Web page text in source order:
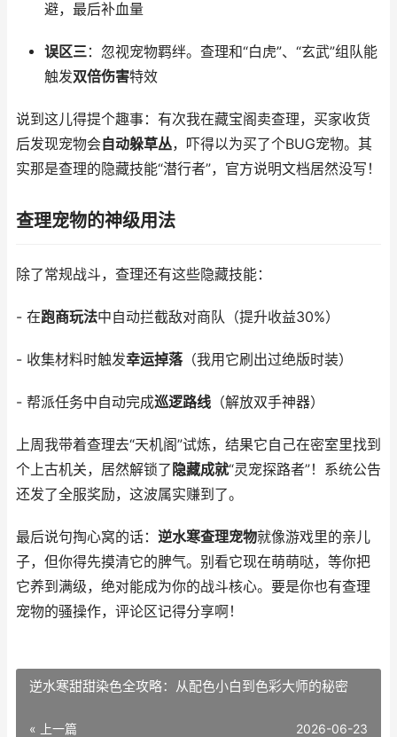
避，最后补血量
误区三：忽视宠物羁绊。查理和“白虎”、“玄武”组队能
触发双倍伤害特效
说到这儿得提个趣事：有次我在藏宝阁卖查理，买家收货
后发现宠物会自动躲草丛，吓得以为买了个BUG宠物。其
实那是查理的隐藏技能“潜行者”，官方说明文档居然没写！
查理宠物的神级用法
除了常规战斗，查理还有这些隐藏技能：
- 在跑商玩法中自动拦截敌对商队（提升收益30%）
- 收集材料时触发幸运掉落（我用它刷出过绝版时装）
- 帮派任务中自动完成巡逻路线 （解放双手神器）
上周我带着查理去“天机阁”试炼，结果它自己在密室里找到
个上古机关，居然解锁了 隐藏成就“灵宠探路者”！系统公告
还发了全服奖励，这波属实赚到了。
最后说句掏心窝的话： 逆水寒查理宠物就像游戏里的亲儿
子，但你得先摸清它的脾气。别看它现在萌萌哒，等你把
它养到满级，绝对能成为你的战斗核心。要是你也有查理
宠物的骚操作，评论区记得分享啊！
逆水寒甜甜染色全攻略：从配色小白到色彩大师的秘密
« 上一篇 2026-06-23